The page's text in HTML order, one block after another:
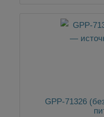
GPP-71326